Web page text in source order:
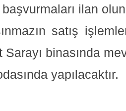
ilan
satış
binasında
yapılacaktır.